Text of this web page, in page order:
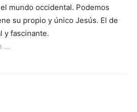
mundo occidental. Podemos
su propio y único Jesús. El de
y fascinante.
…